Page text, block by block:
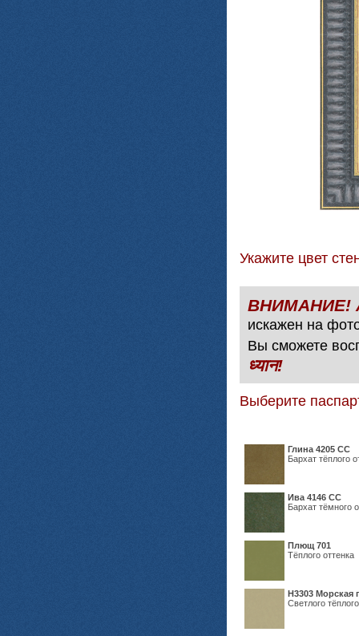
Укажите цвет
искажен на
Вы сможете
ध्यान!
Выберите
Глина 4205 СС
Бархат тёплого
Ива 4146 СС
Бархат тёмного
Плющ 701
Тёплого оттенка
H3303 Морская
Светлого